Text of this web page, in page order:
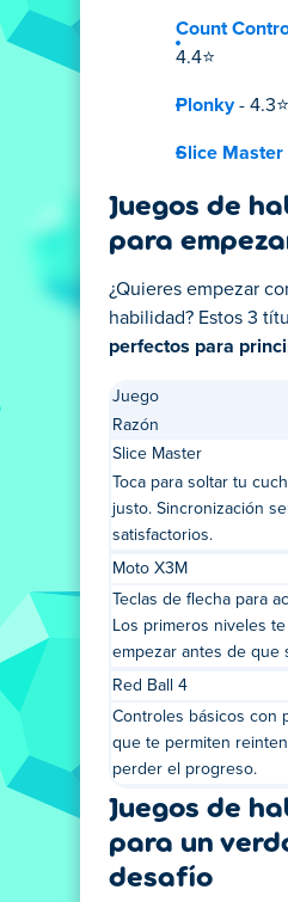
Count
4.4⭐
Plonky- 4.3⭐
Slice Master
Juegos de
para
¿Quieres empezar
habilidad? Estos 3
perfectos para
Juego
Razón
Slice Master
Toca para soltar tu
justo. Sincronización
satisfactorios.
Moto X3M
Teclas de flecha para
Los primeros niveles
empezar antes de que
Red Ball 4
Controles básicos con
que te permiten
perder el progreso.
Juegos de
para un
desafío